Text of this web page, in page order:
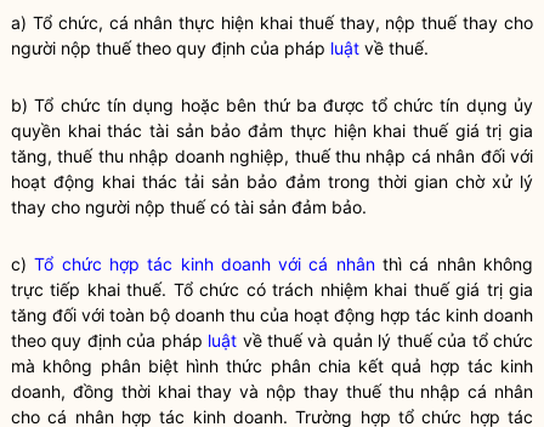
a) Tổ chức, cá nhân thực hiện khai thuếthay, nộpthuếthay cho
người nộp thuếtheo quy định của pháp luật về thuế.
b) Tổ chức tín dụng hoặc bên thứ ba được tổ chức tín dụng ủy
quyền khai thác tài sản bảo đảm thực hiện khai thuếgiá trị gia
tăng,thuếthu nhập doanh nghiệp, thuếthu nhập cá nhân đối với
hoạt động khai thác tải sản bảo đảm trong thời gian chờ xử lý
thay cho người nộp thuếcó tài sản đảm bảo.
c)Tổ chức hợp tác kinh doanh với cá nhânthì cá nhân không
trực tiếp khaithuế. Tổ chức có trách nhiệm khai thuếgiá trị gia
tăng đối với toàn bộ doanh thu của hoạt động hợp tác kinh doanh
theo quy định của pháp luật vềthuếvà quản lý thuếcủa tổ chức
mà không phân biệt hình thức phân chia kết quả hợp tác kinh
doanh, đồng thời khai thay và nộp thay thuếthu nhập cá nhân
cho cá nhân hợp tác kinh doanh. Trường hợp tổ chức hợp tác